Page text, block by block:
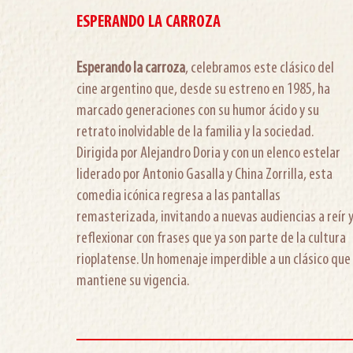
ESPERANDO LA CARROZA
Esperando la carroza, celebramos este clásico del
cine argentino que, desde su estreno en 1985, ha
marcado generaciones con su humor ácido y su
retrato inolvidable de la familia y la sociedad.
Dirigida por Alejandro Doria y con un elenco estelar
liderado por Antonio Gasalla y China Zorrilla, esta
comedia icónica regresa a las pantallas
remasterizada, invitando a nuevas audiencias a reír y
reflexionar con frases que ya son parte de la cultura
rioplatense. Un homenaje imperdible a un clásico que
mantiene su vigencia.